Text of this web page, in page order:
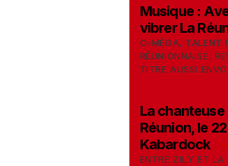
Musique :
vibrer La
O-MÉGA, TALENT
RÉUNIONNAISE,
TITRE AUSSI
La
Réunion, le
Kabardock
ENTRE ZILY ET LA